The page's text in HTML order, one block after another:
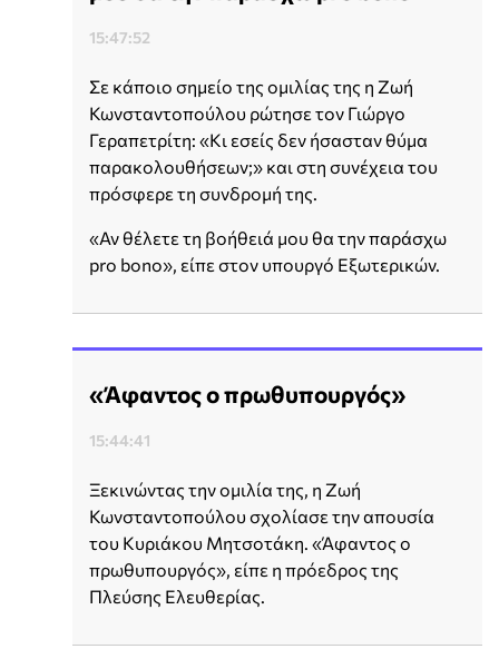
15:47:52
Σε κάποιο σημείο της ομιλίας της η Ζωή
Κωνσταντοπούλου ρώτησε τον Γιώργο
Γεραπετρίτη: «Κι εσείς δεν ήσασταν θύμα
παρακολουθήσεων;» και στη συνέχεια του
πρόσφερε τη συνδρομή της.
«Αν θέλετε τη βοήθειά μου θα την παράσχω
pro bono», είπε στον υπουργό Εξωτερικών.
«Άφαντος ο πρωθυπουργός»
15:44:41
Ξεκινώντας την ομιλία της, η Ζωή
Κωνσταντοπούλου σχολίασε την απουσία
του Κυριάκου Μητσοτάκη. «Άφαντος ο
πρωθυπουργός», είπε η πρόεδρος της
Πλεύσης Ελευθερίας.